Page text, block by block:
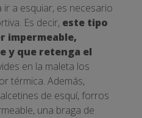
a esquiar, es necesario
Es decir, este tipo
impermeable,
y que retenga el
en la maleta los
térmica. Además,
de esquí, forros
una braga de